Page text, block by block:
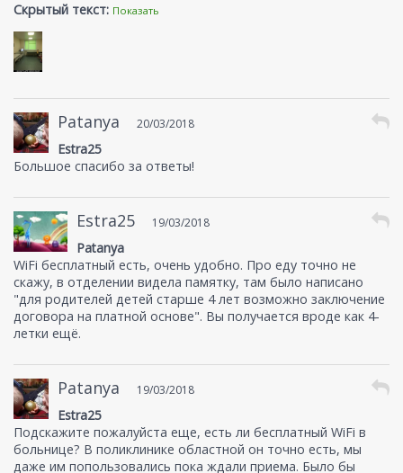
Скрытый текст: Показать
Patanya 20/03/2018
Estra25
Большое спасибо за ответы!
Estra25 19/03/2018
Patanya
WiFi бесплатный есть, очень удобно. Про еду точно не
скажу, в отделении видела памятку, там было написано
"для родителей детей старше 4 лет возможно заключение
договора на платной основе". Вы получается вроде как 4-
летки ещё.
Patanya 19/03/2018
Estra25
Подскажите пожалуйста еще, есть ли бесплатный WiFi в
больнице? В поликлинике областной он точно есть, мы
даже им попользовались пока ждали приема. Было бы